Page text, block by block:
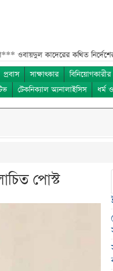
কাদেরের কথিত নির্দেশের কল
প্রবাস সাক্ষাৎকার
টেকনিক্যাল অ্যনালাইসিস ধর্ম
পোস্ট